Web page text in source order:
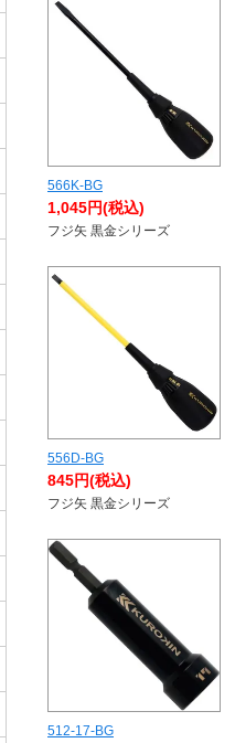
566K-BG
1,045円(税込)
フジ矢 黒金シリーズ
556D-BG
845円(税込)
フジ矢 黒金シリーズ
512-17-BG